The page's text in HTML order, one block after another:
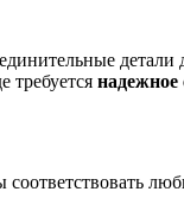
требуется надежное
соответствовать